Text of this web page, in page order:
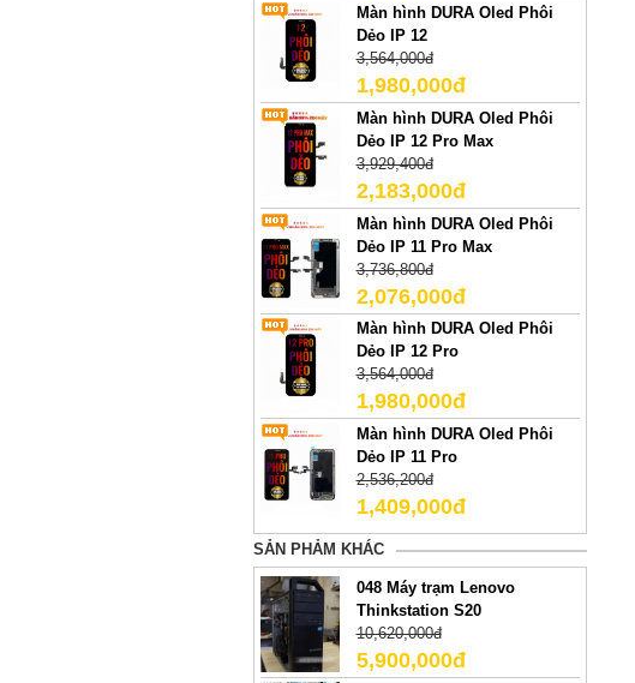
Màn hình DURA Oled Phôi
Dẻo IP 12
3,564,000đ
1,980,000đ
Màn hình DURA Oled Phôi
Dẻo IP 12 Pro Max
3,929,400đ
2,183,000đ
Màn hình DURA Oled Phôi
Dẻo IP 11 Pro Max
3,736,800đ
2,076,000đ
Màn hình DURA Oled Phôi
Dẻo IP 12 Pro
3,564,000đ
1,980,000đ
Màn hình DURA Oled Phôi
Dẻo IP 11 Pro
2,536,200đ
1,409,000đ
SẢN PHẢM KHÁC
048 Máy trạm Lenovo
Thinkstation S20
10,620,000đ
5,900,000đ